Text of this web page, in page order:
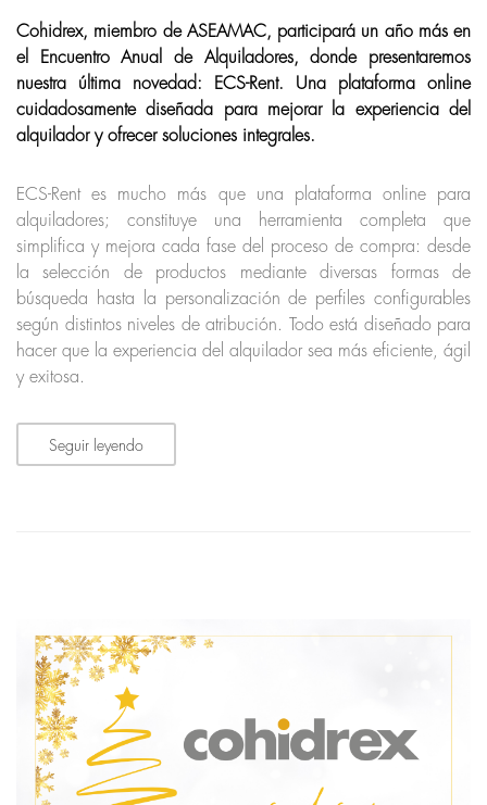
Cohidrex, miembro de ASEAMAC, participará un año más en
el Encuentro Anual de Alquiladores, donde presentaremos
nuestra última novedad: ECS-Rent. Una plataforma online
cuidadosamente diseñada para mejorar la experiencia del
alquilador y ofrecer soluciones integrales.
ECS-Rent es mucho más que una plataforma online para
alquiladores; constituye una herramienta completa que
simplifica y mejora cada fase del proceso de compra: desde
la selección de productos mediante diversas formas de
búsqueda hasta la personalización de perfiles configurables
según distintos niveles de atribución. Todo está diseñado para
hacer que la experiencia del alquilador sea más eficiente, ágil
y exitosa.
Seguir leyendo